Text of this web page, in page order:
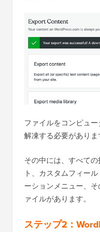
ファイルをコンピュー
解凍する必要がありま
その中には、すべて
ト、カスタムフィー
ーションメニュー、
ァイルがあります。
ステップ2：